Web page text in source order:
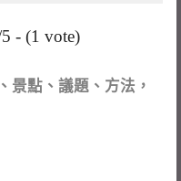
- (1 vote)
景點、議題、方法，